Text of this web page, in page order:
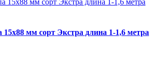
мм сорт Экстра длина 1-1,6 метра